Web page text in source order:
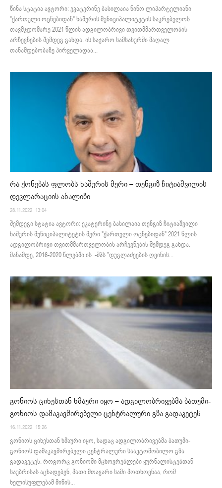
წინა სტატია ავტორი: ეკატერინე ბასილაია ნინო ლიპარტელიანი
"ქართული ოცნებიდან" ხაშურის მუნიციპალიტეტის საკრებულოს
თავმჯდომარე 2021 წლის ადგილობრივი თვითმმართველობის
არჩევნების შემდეგ გახდა. ის საჯარო სამსახურში მაღალ
თანამდებობაზე პირველადაა...
რა ქონებას ფლობს ხაშურის მერი – თენგიზ ჩიტიაშვილის
დეკლარაციის ანალიზი
28.11.2022. 13:04
შემდეგი სტატია ავტორი: ეკატერინე ბასილაია თენგიზ ჩიტიაშვილი
ხაშურის მუნიციპალიტეტის მერი "ქართული ოცნებიდან" 2021 წლის
ადგილობრივი თვითმმართველობის არჩევნების შემდეგ გახდა.
მანამდე, 2016-2020 წლებში ის -შპს "დუგლაძეების ღვინის...
გონიოს ციხესთან ხმაური იყო – ადგილობრივებმა ბათუმი-
გონიოს დამაკავშირებელი ცენტრალური გზა გადაკეტეს
16.11.2022. 15:26
გონიოს ციხესთან ხმაური იყო, სადაც ადგილობრივებმა ბათუმი-
გონიოს დამაკავშირებელი ცენტრალური საავტომობილო გზა
გადაკეტეს. როგორც გონიოში მცხოვრებლები ჟურნალისტებთან
საუბრისას აცხადებენ, მათი მთავარი სამი მოთხოვნაა, რომ
ხელისუფლებამ მიწის...